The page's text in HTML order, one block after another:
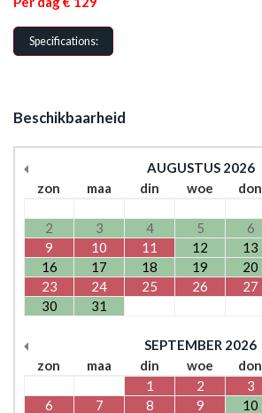
Specifications:
Beschikbaarheid
AUGUSTUS 2026
zon
maa din woe don
2
3 4 5 6
9
10 11 12 13
16
17 18 19 20
23
24 25 26 27
30
31
SEPTEMBER 2026
zon
maa din woe don
1
2 3
6
7 8 9 10